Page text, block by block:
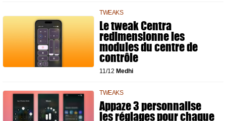
TWEAKS
Le tweak Centra
redimensionne les
modules du centre de
contrôle
11/12 Medhi
TWEAKS
Appaze 3 personnalise
les réglages pour chaque